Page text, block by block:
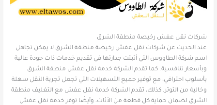
شركات نقل عفش رخيصة منطقة الشرق
عند الحديث عن شركات نقل عفش رخيصة منطقة الشرق لا يمكن تجاهل
اسم شركة الطاووس التي أثبتت جدارتها في تقديم خدمات ذات جودة عالية
وبأسعار تنافسية. كما تقدم الشركة خدمة نقل عفش منطقة الشرق
بأسلوب احترافي، مع توفير جميع التسهيلات التي تجعل تجربة النقل سهلة
وخالية من التوتر. كذلك، تقدم الشركة خدمة نقل عفش مع التغليف منطقة
الشرق لضمان حماية كل قطعة من الأثاث، وأيضًا توفر خدمة نقل عفش